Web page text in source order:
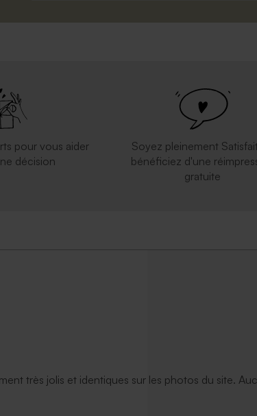
pour vous aider
décision
Soyez pleinement
bénéficiez d'une
gratuite
très jolis et identiques sur les photos du site.